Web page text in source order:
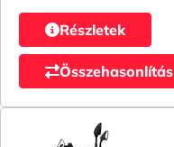
Részletek
Összehasonlítás